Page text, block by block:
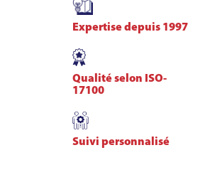
Expertise depuis 1997
Qualité selon ISO-
17100
Suivi personnalisé